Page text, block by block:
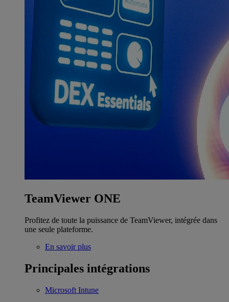
TeamViewer ONE
Profitez de toute la puissance de TeamViewer, intégrée dans
une seule plateforme.
En savoir plus
Principales intégrations
Microsoft Intune